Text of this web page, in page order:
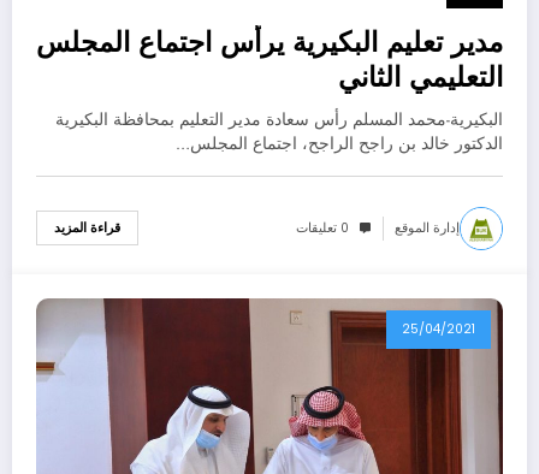
مدير تعليم البكيرية يرأس اجتماع المجلس
التعليمي الثاني
البكيرية-محمد المسلم رأس سعادة مدير التعليم بمحافظة البكيرية
الدكتور خالد بن راجح الراجح، اجتماع المجلس…
إدارة الموقع 0 تعليقات قراءة المزيد
25/04/2021